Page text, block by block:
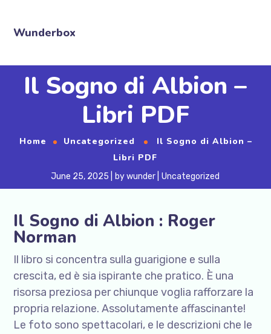
Wunderbox
Il Sogno di Albion –
Libri PDF
Home Uncategorized
Il Sogno di Albion –
Libri PDF
June 25, 2025 bywunder Uncategorized
Il Sogno di Albion : Roger
Norman
Il libro si concentra sulla guarigione e sulla
crescita, ed è sia ispirante che pratico. È una
risorsa preziosa per chiunque voglia rafforzare la
propria relazione. Assolutamente affascinante!
Le foto sono spettacolari, e le descrizioni che le